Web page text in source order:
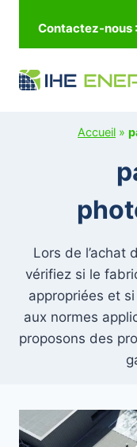
contenu
Contactez-nous
Accueil »
Lors de l’achat
vérifiez si le
appropriées et
aux normes
proposons des